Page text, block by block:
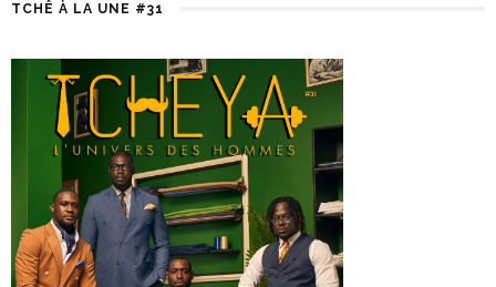
TCHÊ À LA UNE #31